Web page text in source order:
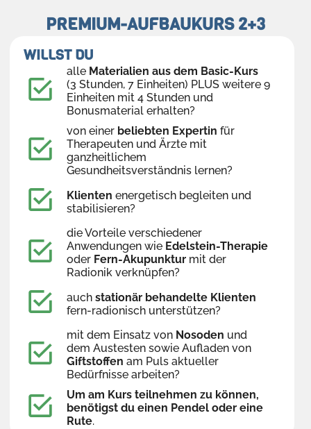
PREMIUM-AUFBAUKURS 2+3
WILLST DU
alle Materialien aus dem Basic-Kurs
(3 Stunden, 7 Einheiten) PLUS weitere 9
Einheiten mit 4 Stunden und
Bonusmaterial erhalten?
von einer beliebten Expertin für
Therapeuten und Ärzte mit
ganzheitlichem
Gesundheitsverständnis lernen?
Klienten energetisch begleiten und
stabilisieren?
die Vorteile verschiedener
Anwendungen wie Edelstein-Therapie
oder Fern-Akupunkturmit der
Radionik verknüpfen?
auch stationär behandelte Klienten
fern-radionisch unterstützen?
mit dem Einsatz von Nosoden und
dem Austesten sowie Aufladen von
Giftstoffen am Puls aktueller
Bedürfnisse arbeiten?
Um am Kurs teilnehmen zu können,
benötigst du einen Pendel oder eine
Rute.